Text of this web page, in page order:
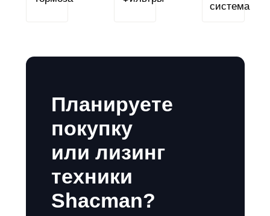
Планируете
покупку
или лизинг
техники
Shacman?